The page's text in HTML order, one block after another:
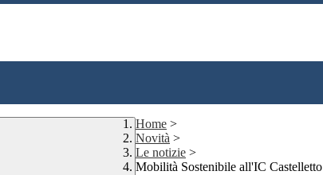
Home >
Novità >
Le notizie >
Mobilità Sostenibile all'IC Castelletto